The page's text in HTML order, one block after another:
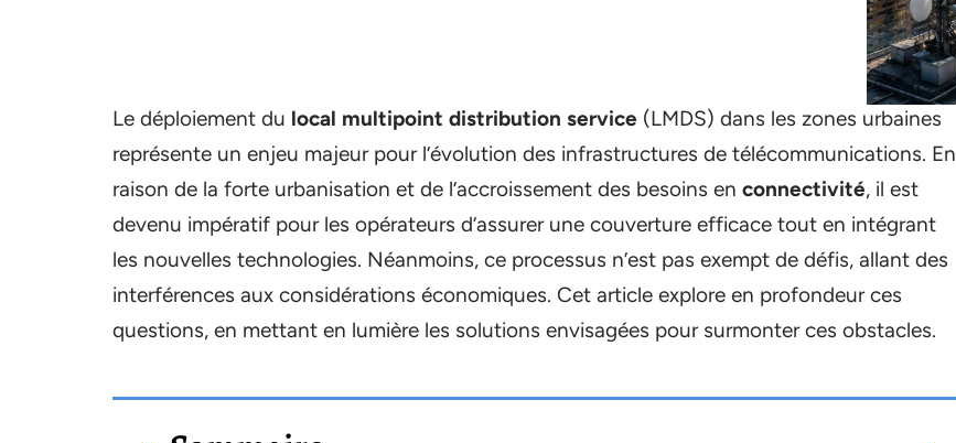
Le déploiement du local multipoint distribution service (LMDS) dans les zones urbaines
représente un enjeu majeur pour l’évolution des infrastructures de télécommunications. En
raison de la forte urbanisation et de l’accroissement des besoins en connectivité, il est
devenu impératif pour les opérateurs d’assurer une couverture efficace tout en intégrant
les nouvelles technologies. Néanmoins, ce processus n’est pas exempt de défis, allant des
interférences aux considérations économiques. Cet article explore en profondeur ces
questions, en mettant en lumière les solutions envisagées pour surmonter ces obstacles.